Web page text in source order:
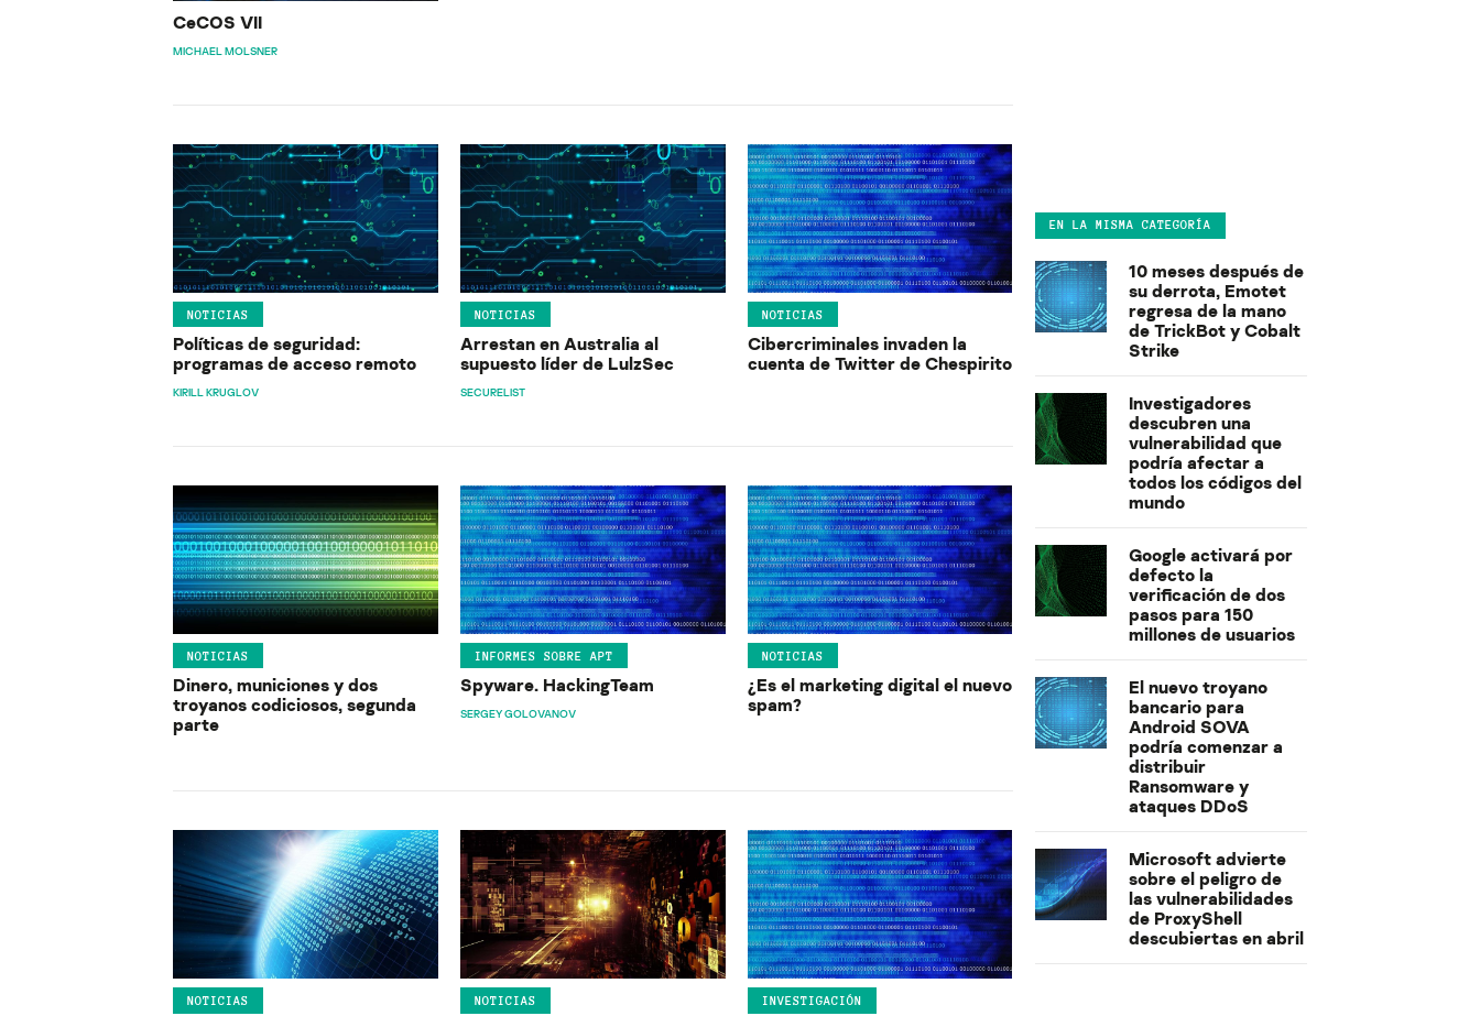
CeCOS VII
MICHAEL MOLSNER
NOTICIAS
Políticas de seguridad:
programas de acceso remoto
KIRILL KRUGLOV
NOTICIAS
Arrestan en Australia al
supuesto líder de LulzSec
SECURELIST
NOTICIAS
Cibercriminales invaden la
cuenta de Twitter de Chespirito
NOTICIAS
Dinero, municiones y dos
troyanos codiciosos, segunda
parte
INFORMES SOBRE APT
Spyware. HackingTeam
SERGEY GOLOVANOV
NOTICIAS
¿Es el marketing digital el nuevo
spam?
NOTICIAS NOTICIAS INVESTIGACIÓN
EN LA MISMA CATEGORÍA
10 meses después de
su derrota, Emotet
regresa de la mano
de TrickBot y Cobalt
Strike
Investigadores
descubren una
vulnerabilidad que
podría afectar a
todos los códigos del
mundo
Google activará por
defecto la
verificación de dos
pasos para 150
millones de usuarios
El nuevo troyano
bancario para
Android SOVA
podría comenzar a
distribuir
Ransomware y
ataques DDoS
Microsoft advierte
sobre el peligro de
las vulnerabilidades
de ProxyShell
descubiertas en abril